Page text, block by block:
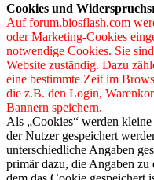
Cookies und
Auf forum.biosflash.com
oder Marketing-Cookies
notwendige Cookies. Sie
Website zuständig. Dazu
eine bestimmte Zeit im
die z.B. den Login,
Bannern speichern.
Als „Cookies“ werden
der Nutzer gespeichert
unterschiedliche Angaben
primär dazu, die Angaben